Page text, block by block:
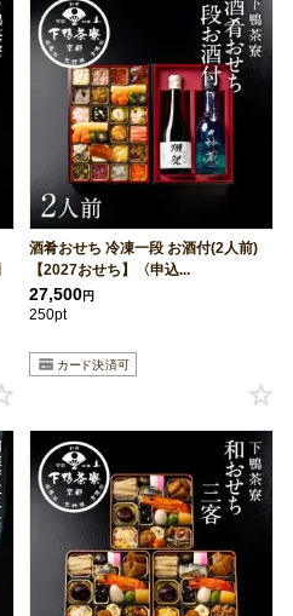
酒肴おせち 冷凍一段 お酒付(2人前)
【2027おせち】〈申込...
27,500円
250pt